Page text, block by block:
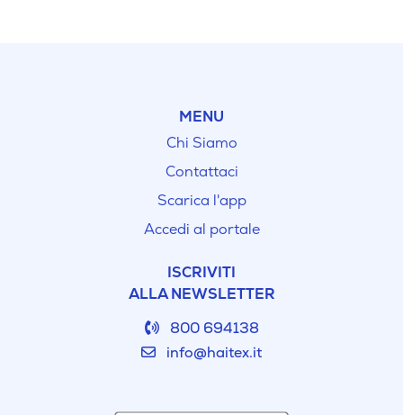
MENU
Chi Siamo
Contattaci
Scarica l'app
Accedi al portale
ISCRIVITI
ALLA NEWSLETTER
800 694138
info@haitex.it